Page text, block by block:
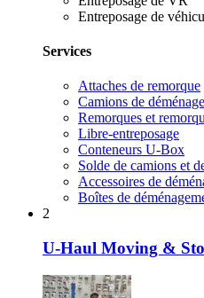
Entreposage de
Services
Attaches de remorque
Camions de
Remorques et
Libre-entreposage
Conteneurs U-Box
Solde de camions et
Accessoires de
Boîtes de
2
U-Haul Moving &